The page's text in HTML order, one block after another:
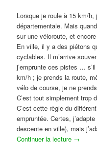
Lorsque je roule à 15 km/h,
départementale. Mais
sur une véloroute, et
En ville, il y a des piétons
cyclables. Il m’arrive
j’emprunte ces pistes …
km/h ; je prends la route,
vélo de course, je ne
C’est tout simplement trop
C’est cette règle du
empruntée. Certes,
descente en ville), mais
Continuer la lecture →